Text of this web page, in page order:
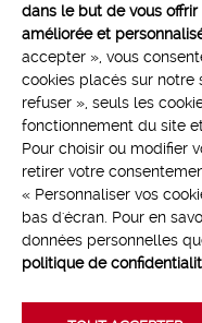
dans le but de vous
améliorée et
accepter », vous
cookies placés sur notre
refuser », seuls les
fonctionnement du site
Pour choisir ou modifier
retirer votre
« Personnaliser vos
bas d'écran. Pour en
données personnelles
politique de